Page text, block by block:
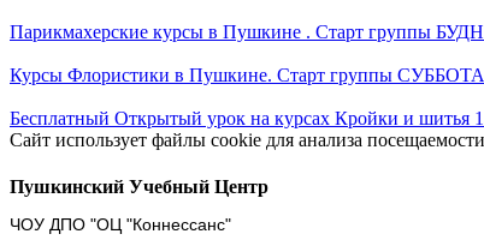
Парикмахерские курсы в Пушкине . Старт группы
Курсы Флористики в Пушкине. Старт группы СУББОТА
Бесплатный Открытый урок на курсах Кройки и шитья
Сайт использует файлы cookie для анализа
Пушкинский Учебный Центр
ЧОУ ДПО "ОЦ "Коннессанс"